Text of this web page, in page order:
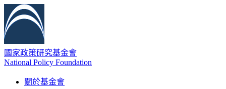
國家政策研究基金會
National Policy Foundation
關於基金會